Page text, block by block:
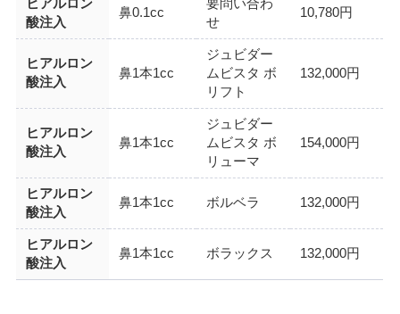
ヒアルロン
酸注入
鼻0.1cc
要問い合わ
せ
10,780円
ヒアルロン
酸注入
鼻1本1cc
ジュビダー
ムビスタ ボ
リフト
132,000円
ヒアルロン
酸注入
鼻1本1cc
ジュビダー
ムビスタ ボ
リューマ
154,000円
ヒアルロン
酸注入
鼻1本1cc ボルベラ 132,000円
ヒアルロン
酸注入
鼻1本1cc ボラックス 132,000円